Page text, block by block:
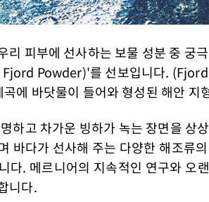
리 피부에 선사하는 보물 성분 중 궁
Powder)'를 선보입니다. (Fjord
에 바닷물이 들어와 형성된 해안 지
하고 차가운 빙하가 녹는 장면을 상
바다가 선사해 주는 다양한 해조류
다. 메르니어의 지속적인 연구와 오
니다.